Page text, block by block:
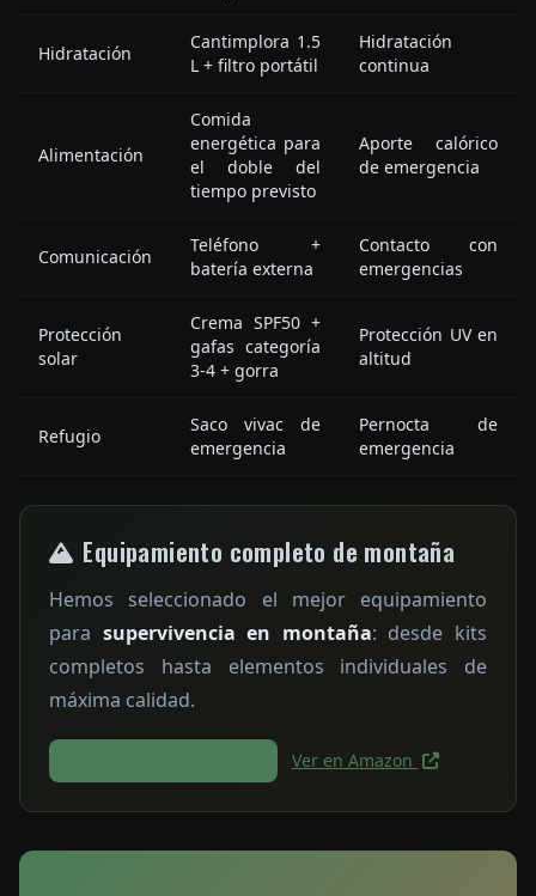
Hidratación
Cantimplora 1.5
L + filtro portátil
Hidratación
continua
Alimentación
Comida
energética para
el doble del
tiempo previsto
Aporte calórico
de emergencia
Comunicación
Teléfono +
batería externa
Contacto con
emergencias
Protección
solar
Crema SPF50 +
gafas categoría
3-4 + gorra
Protección UV en
altitud
Refugio
Saco vivac de
emergencia
Pernocta de
emergencia
Equipamiento completo de montaña
Hemos seleccionado el mejor equipamiento
para supervivencia en montaña: desde kits
completos hasta elementos individuales de
máxima calidad.
Ver en Amazon